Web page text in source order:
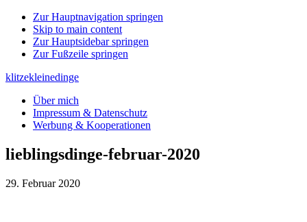
Zur Hauptnavigation springen
Skip to main content
Zur Hauptsidebar springen
Zur Fußzeile springen
klitzekleinedinge
Über mich
Impressum & Datenschutz
Werbung & Kooperationen
lieblingsdinge-februar-2020
29. Februar 2020